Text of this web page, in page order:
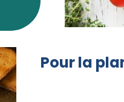
Pour la